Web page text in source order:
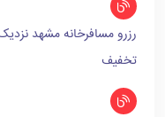
تخفیف